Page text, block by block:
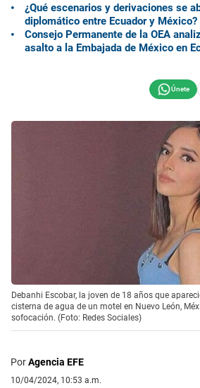
¿Qué escenarios y derivaciones se
diplomático entre Ecuador y México?
Consejo Permanente de la OEA
asalto a la Embajada de México en
Debanhi Escobar, la joven de 18 años que
cisterna de agua de un motel en Nuevo León,
sofocación. (Foto: Redes Sociales)
PorAgencia EFE
10/04/2024, 10:53 a.m.